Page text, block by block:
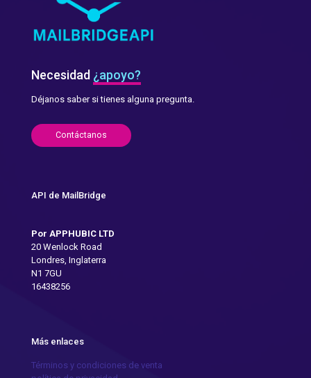
Necesidad ¿apoyo?
Déjanos saber si tienes alguna pregunta.
Contáctanos
API de MailBridge
Por APPHUBIC LTD
20 Wenlock Road
Londres, Inglaterra
N1 7GU
16438256
Más enlaces
Términos y condiciones de venta